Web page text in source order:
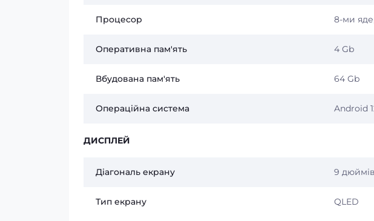
Процесор 8-ми
Оперативна пам'ять 4 Gb
Вбудована пам'ять 64 Gb
Операційна система Android
ДИСПЛЕЙ
Діагональ екрану 9 дюймів
Тип екрану QLED